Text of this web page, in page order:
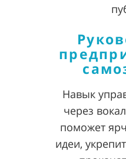
Навык
через
поможет
идеи,